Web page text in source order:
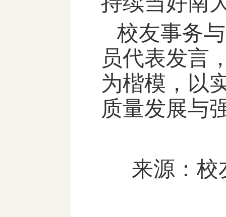
校友事务
员代表发言
为楷模，以
质量发展与
来源： 校